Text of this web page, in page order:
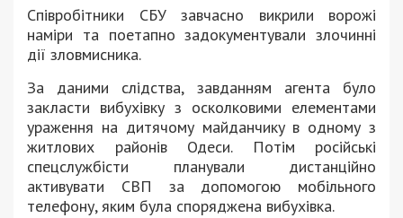
Співробітники СБУ завчасно викрили ворожі
наміри та поетапно задокументували злочинні
дії зловмисника.
За даними слідства, завданням агента було
закласти вибухівку з осколковими елементами
ураження на дитячому майданчику в одному з
житлових районів Одеси. Потім російські
спецслужбісти планували дистанційно
активувати СВП за допомогою мобільного
телефону, яким була споряджена вибухівка.